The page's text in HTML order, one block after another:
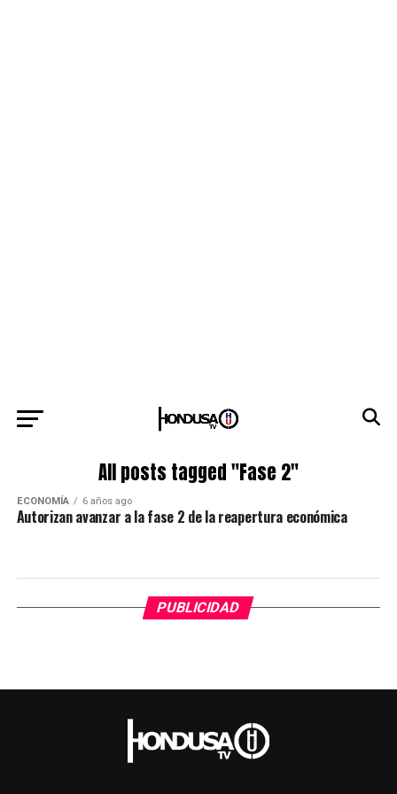
All posts tagged "Fase 2"
ECONOMÍA 6 años ago
Autorizan avanzar a la fase 2 de la reapertura económica
PUBLICIDAD